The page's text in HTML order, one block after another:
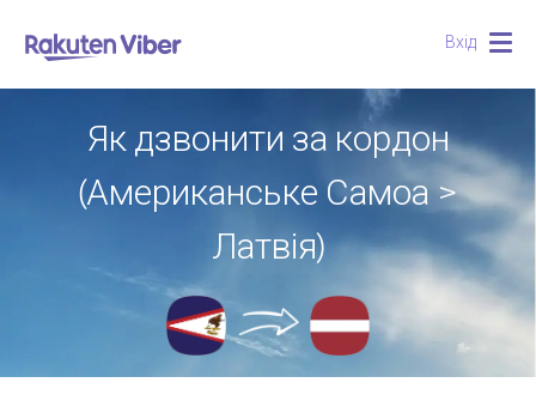
Вхід
Як дзвонити за кордон
(Американське Самоа >
Латвія)